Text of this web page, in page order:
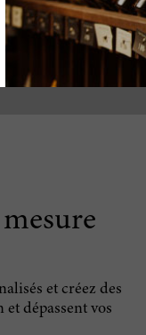
et créez des
dépassent vos